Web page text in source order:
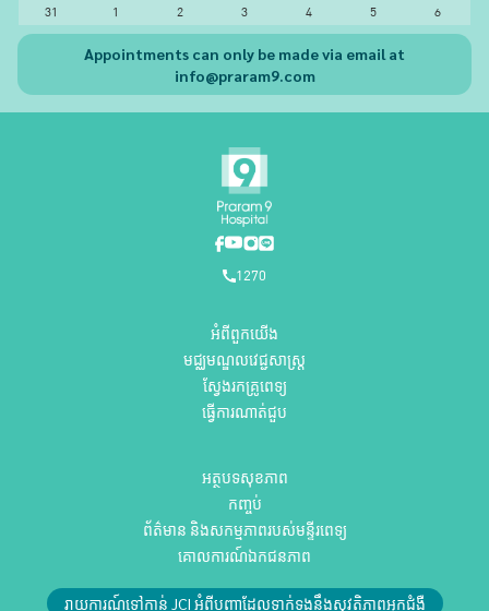
31
1 2 3 4 5 6
Appointments can only be made via email at
info@praram9.com
1270
អំពីពួកយើង
មជ្ឈមណ្ឌលវេជ្ជសាស្ត្រ
ស្វែងរកគ្រូពេទ្យ
ធ្វើការណាត់ជួប
អត្ថបទសុខភាព
កញ្ចប់
ព័ត៌មាន និងសកម្មភាពរបស់មន្ទីរពេទ្យ
គោលការណ៍ឯកជនភាព
រាយការណ៍ទៅកាន់ JCI អំពីបញ្ហាដែលទាក់ទងនឹងសុវត្ថិភាពអ្នកជំងឺ